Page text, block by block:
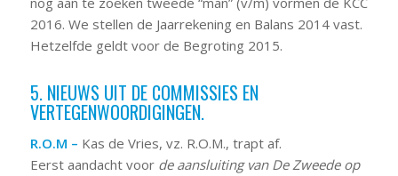
2016. We stellen de Jaarrekening en Balans 2014 vast.
Hetzelfde geldt voor de Begroting 2015.
5. NIEUWS UIT DE COMMISSIES EN
VERTEGENWOORDIGINGEN.
R.O.M – Kas de Vries, vz. R.O.M., trapt af.
Eerst aandacht voor de aansluiting van De Zweede op